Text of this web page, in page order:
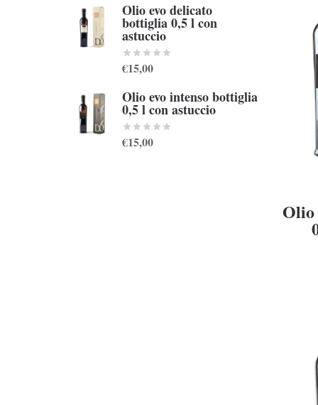
Olio evo delicato
bottiglia 0,5 l con
astuccio
€15,00
Olio evo intenso bottiglia
0,5 l con astuccio
€15,00
Olio